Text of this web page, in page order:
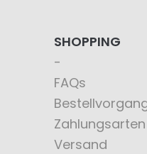
SHOPPING
FAQs
Zahlungsarten
Versand